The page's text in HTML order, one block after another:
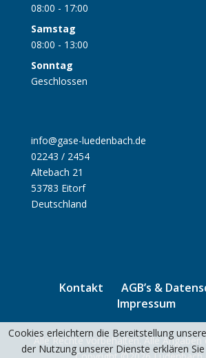
08:00 - 17:00
Samstag
08:00 - 13:00
Sonntag
Geschlossen
info@gase-luedenbach.de
02243 / 2454
Altebach 21
53783 Eitorf
Deutschland
Kontakt
AGB’s &
Impressum
Alle Rechte vorbehalten. Alle
Cookies erleichtern die Bereitstellung
der Nutzung unserer Dienste erklären